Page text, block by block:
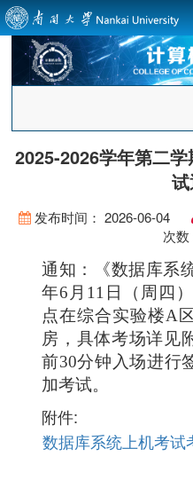
2025-2026学年第二
发布时间： 2026-06-04
次数
通知：《数据库系
年6月11日（周四
点在综合实验楼A
房，具体考场详见
前30分钟入场进行
加考试。
附件:
数据库系统上机考试